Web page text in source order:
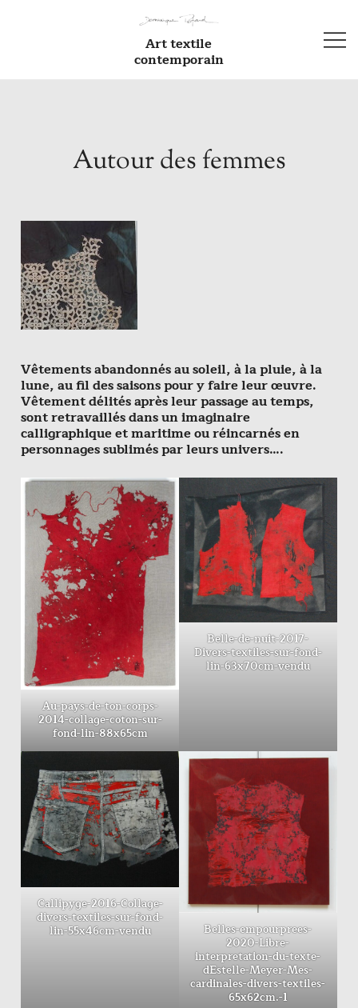
Art textile
contemporain
Autour des femmes
Vêtements abandonnés au soleil, à la pluie, à la
lune, au fil des saisons pour y faire leur œuvre.
Vêtement délités après leur passage au temps,
sont retravaillés dans un imaginaire
calligraphique et maritime ou réincarnés en
personnages sublimés par leurs univers….
Au-pays-de-ton-corps-
2014-collage-coton-sur-
fond-lin-88x65cm
Belle-de-nuit-2017-
Divers-textiles-sur-fond-
lin-63x70cm-vendu
Callipyge-2016-Collage-
divers-textiles-sur-fond-
lin-55x46cm-vendu Belles-empourprees-
2020-Libre-
interpretation-du-texte-
dEstelle-Meyer-Mes-
cardinales-divers-textiles-
65x62cm.-1